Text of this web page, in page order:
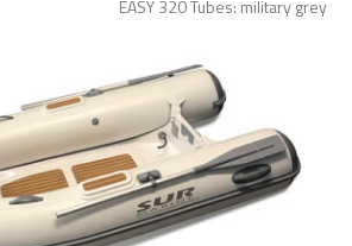
EASY 320 Tubes: military grey